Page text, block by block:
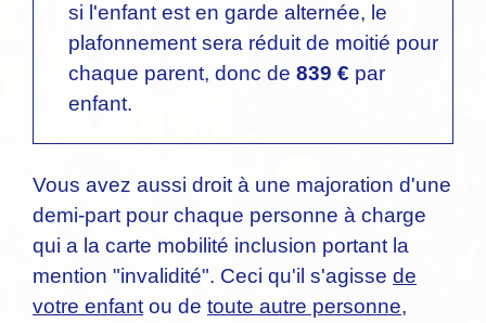
si l'enfant est en garde alternée, le
plafonnement sera réduit de moitié pour
chaque parent, donc de 839 € par
enfant.
Vous avez aussi droit à une majoration d'une
demi-part pour chaque personne à charge
qui a la carte mobilité inclusion portant la
mention "invalidité". Ceci qu'il s'agisse de
votre enfant ou de toute autre personne,